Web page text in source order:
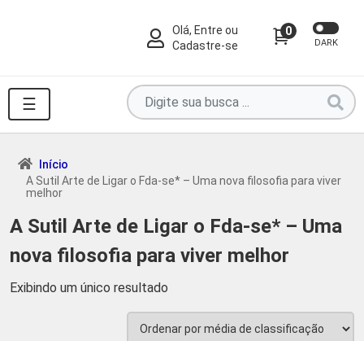
Olá, Entre ou
Cadastre-se
0
DARK
☰
Pesquise
por
produtos
...
Início
A Sutil Arte de Ligar o Fda-se* – Uma nova filosofia para viver
melhor
A Sutil Arte de Ligar o Fda-se* – Uma
nova filosofia para viver melhor
Exibindo um único resultado